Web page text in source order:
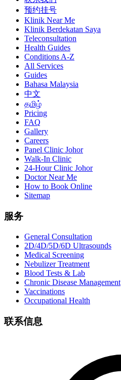
预约挂号
Klinik Near Me
Klinik Berdekatan Saya
Teleconsultation
Health Guides
Conditions A-Z
All Services
Guides
Bahasa Malaysia
中文
தமிழ்
Pricing
FAQ
Gallery
Careers
Panel Clinic Johor
Walk-In Clinic
24-Hour Clinic Johor
Doctor Near Me
How to Book Online
Sitemap
服务
General Consultation
2D/4D/5D/6D Ultrasounds
Medical Screening
Nebulizer Treatment
Blood Tests & Lab
Chronic Disease Management
Vaccinations
Occupational Health
联系信息